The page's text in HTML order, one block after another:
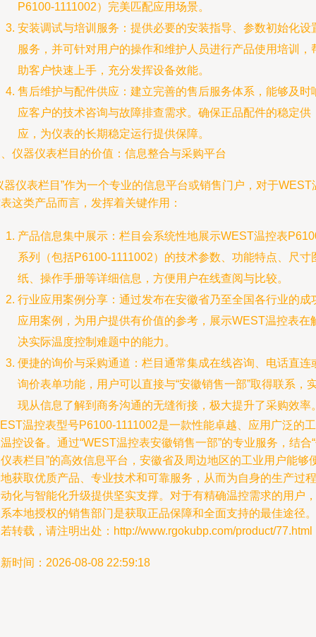
P6100-1111002）完美匹配应用场景。
安装调试与培训服务：提供必要的安装指导、参数初始化设
服务，并可针对用户的操作和维护人员进行产品使用培训，
助客户快速上手，充分发挥设备效能。
售后维护与配件供应：建立完善的售后服务体系，能够及时
应客户的技术咨询与故障排查需求。确保正品配件的稳定供
应，为仪表的长期稳定运行提供保障。
仪器仪表栏目的价值：信息整合与采购平台
器仪表栏目”作为一个专业的信息平台或销售门户，对于WEST
这类产品而言，发挥着关键作用：
产品信息集中展示：栏目会系统性地展示WEST温控表
系列（包括P6100-1111002）的技术参数、功能特点、尺寸
纸、操作手册等详细信息，方便用户在线查阅与比较。
行业应用案例分享：通过发布在安徽省乃至全国各行业的成
应用案例，为用户提供有价值的参考，展示WEST温控表在
决实际温度控制难题中的能力。
便捷的询价与采购通道：栏目通常集成在线咨询、电话直连
询价表单功能，用户可以直接与“安徽销售一部”取得联系，
现从信息了解到商务沟通的无缝衔接，极大提升了采购效率
温控表型号P6100-1111002是一款性能卓越、应用广泛的工
控设备。通过“WEST温控表安徽销售一部”的专业服务，结合
表栏目”的高效信息平台，安徽省及周边地区的工业用户能够
获取优质产品、专业技术和可靠服务，从而为自身的生产过程
化与智能化升级提供坚实支撑。对于有精确温控需求的用户，
本地授权的销售部门是获取正品保障和全面支持的最佳途径。
转载，请注明出处：http://www.rgokubp.com/product/77.html
时间：2026-08-08 22:59:18